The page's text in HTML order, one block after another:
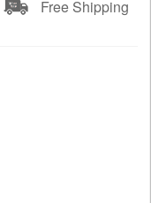
Free Shipping